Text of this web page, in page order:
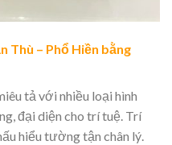
Thù – Phổ Hiền bằng
tả với nhiều loại hình
đại diện cho trí tuệ. Trí
hiểu tường tận chân lý.